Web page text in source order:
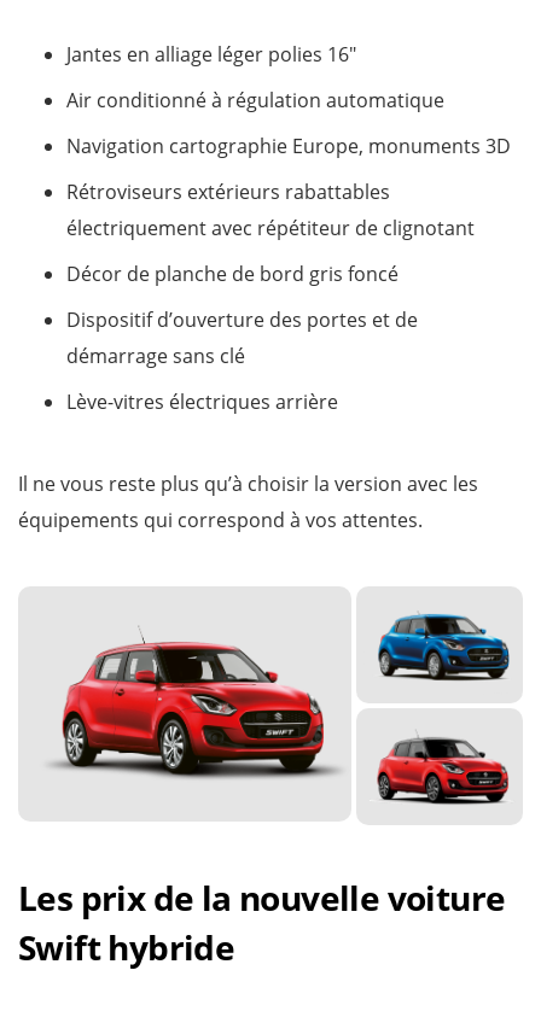
Jantes en alliage léger polies 16″
Air conditionné à régulation automatique
Navigation cartographie Europe, monuments 3D
Rétroviseurs extérieurs rabattables
électriquement avec répétiteur de clignotant
Décor de planche de bord gris foncé
Dispositif d’ouverture des portes et de
démarrage sans clé
Lève-vitres électriques arrière
Il ne vous reste plus qu’à choisir la version avec les
équipements qui correspond à vos attentes.
Les prix de la nouvelle voiture
Swift hybride